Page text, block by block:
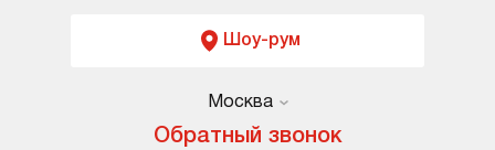
реально появилось больше свободного
Шоу-рум
Москва
Обратный звонок
Москва